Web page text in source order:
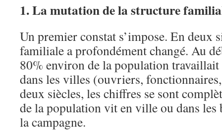
1.La mutation de la structure
Un premier constat s’impose. En deux
familiale a profondément changé. Au
80% environ de la population
dans les villes (ouvriers,
deux siècles, les chiffres se sont
de la population vit en ville ou dans les
la campagne.